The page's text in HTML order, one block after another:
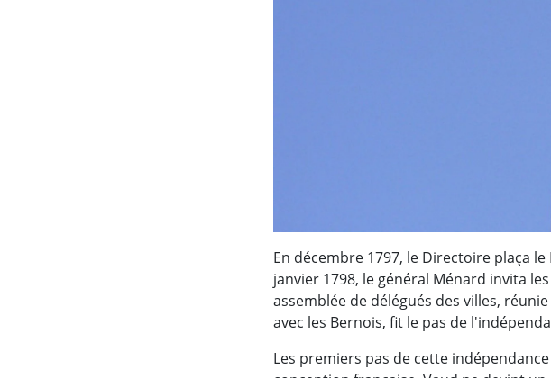
En décembre 1797, le Directoire plaça
janvier 1798, le général Ménard invita
assemblée de délégués des villes,
avec les Bernois, fit le pas de
Les premiers pas de cette